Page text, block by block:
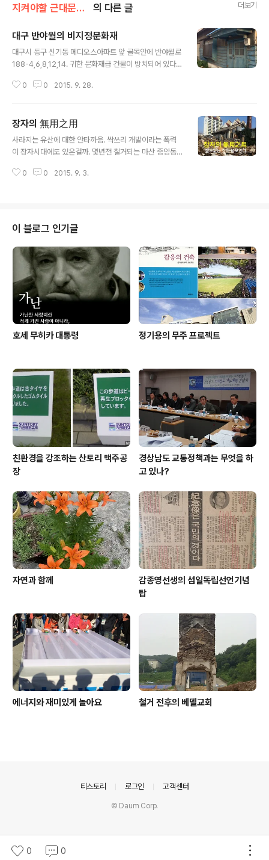
지켜야할 근대문화유산 의 다른 글 더보기
대구 반야월의 비지정문화재
대구시 동구 신기동 메디오스아파트 앞 골목안에 반야월로
188-4,6,8,12,14. 귀한 문화재급 건물이 방치되어 있다.
0 0 2015. 9. 28.
장자의 無用之用
사라지는 유산에 대한 안타까움. 싹쓰리 개발이라는 폭력
이 장자시대에도 있은걸까. 몇년전 철거되는 마산 중앙동
0 0 2015. 9. 3.
이 블로그 인기글
호세 무히카 대통령 정기용의 무주 프로젝트
친환경을 강조하는 산토리 맥주공
장
경상남도 교통정책과는 무엇을 하
고 있나?
자연과 함께
감종영선생의 섬일독립선언기념
탑
에너지와 재미있게 놀아요 철거 전후의 베델교회
0 0
티스토리 로그인 고객센터
© Daum Corp.